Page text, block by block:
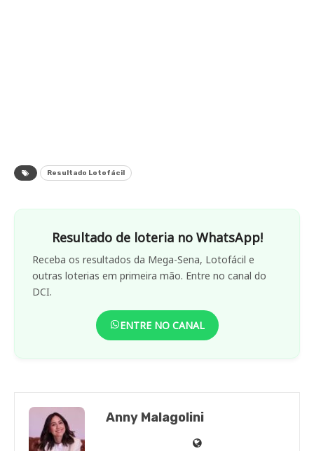
Resultado Lotofácil
Resultado de loteria no WhatsApp!
Receba os resultados da Mega-Sena, Lotofácil e
outras loterias em primeira mão. Entre no canal do
DCI.
ENTRE NO CANAL
Anny Malagolini
AnnySite